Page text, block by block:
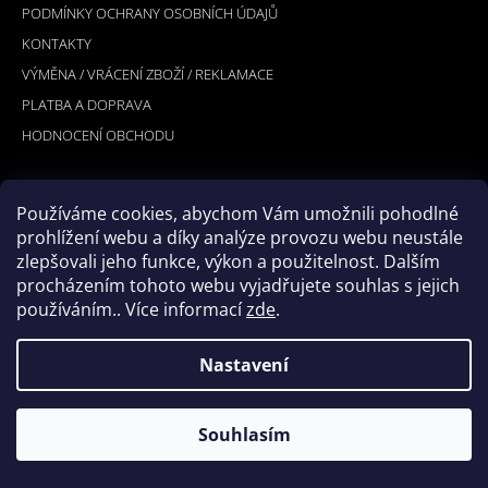
Používáme cookies, abychom Vám umožnili pohodlné
prohlížení webu a díky analýze provozu webu neustále
zlepšovali jeho funkce, výkon a použitelnost. Dalším
procházením tohoto webu vyjadřujete souhlas s jejich
používáním.. Více informacízde.
Nastavení
Souhlasím
PODMÍNKY OCHRANY OSOBNÍCH ÚDAJŮ
KONTAKTY
VÝMĚNA / VRÁCENÍ ZBOŽÍ / REKLAMACE
PLATBA A DOPRAVA
HODNOCENÍ OBCHODU
PŘIJÍMÁME ONLINE PLATBY
© 2026 Hookler. Všechna práva vyhrazena.